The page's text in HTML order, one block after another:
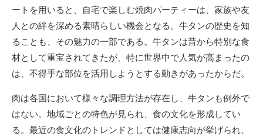
ートを用いると、自宅で楽しむ焼肉パーティーは、家族や友
人との絆を深める素晴らしい機会となる。牛タンの歴史を知
ることも、その魅力の一部である。牛タンは昔から特別な食
材として重宝されてきたが、特に世界中で人気が高まったの
は、不得手な部位を活用しようとする動きがあったからだ。
肉は各国において様々な調理方法が存在し、牛タンも例外で
はない。地域ごとの特色が見られ、食の文化を形成してい
る。最近の食文化のトレンドとしては健康志向が挙げられ、